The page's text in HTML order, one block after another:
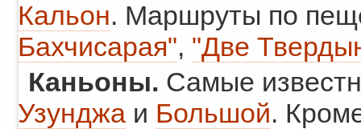
Кальон. Маршруты по
Бахчисарая", "Две
Каньоны. Самые
Узунджа и Большой.